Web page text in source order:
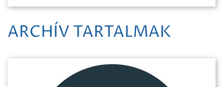
ARCHÍV TARTALMAK